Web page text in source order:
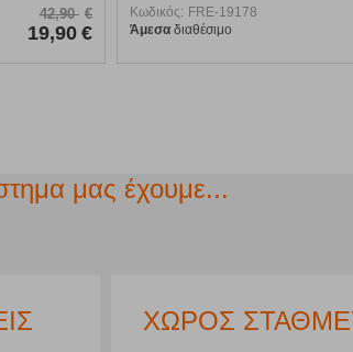
42,90 €
19,90 €
Κωδικός: FRE-19178
Άμεσα διαθέσιμο
μας έχουμε...
ΧΩΡΟΣ